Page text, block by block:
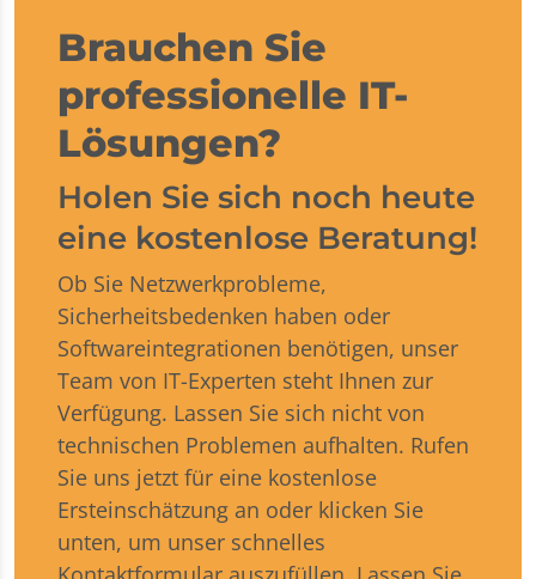
Brauchen Sie
professionelle IT-
Lösungen?
Holen Sie sich noch heute
eine kostenlose Beratung!
Ob Sie Netzwerkprobleme,
Sicherheitsbedenken haben oder
Softwareintegrationen benötigen, unser
Team von IT-Experten steht Ihnen zur
Verfügung. Lassen Sie sich nicht von
technischen Problemen aufhalten. Rufen
Sie uns jetzt für eine kostenlose
Ersteinschätzung an oder klicken Sie
unten, um unser schnelles